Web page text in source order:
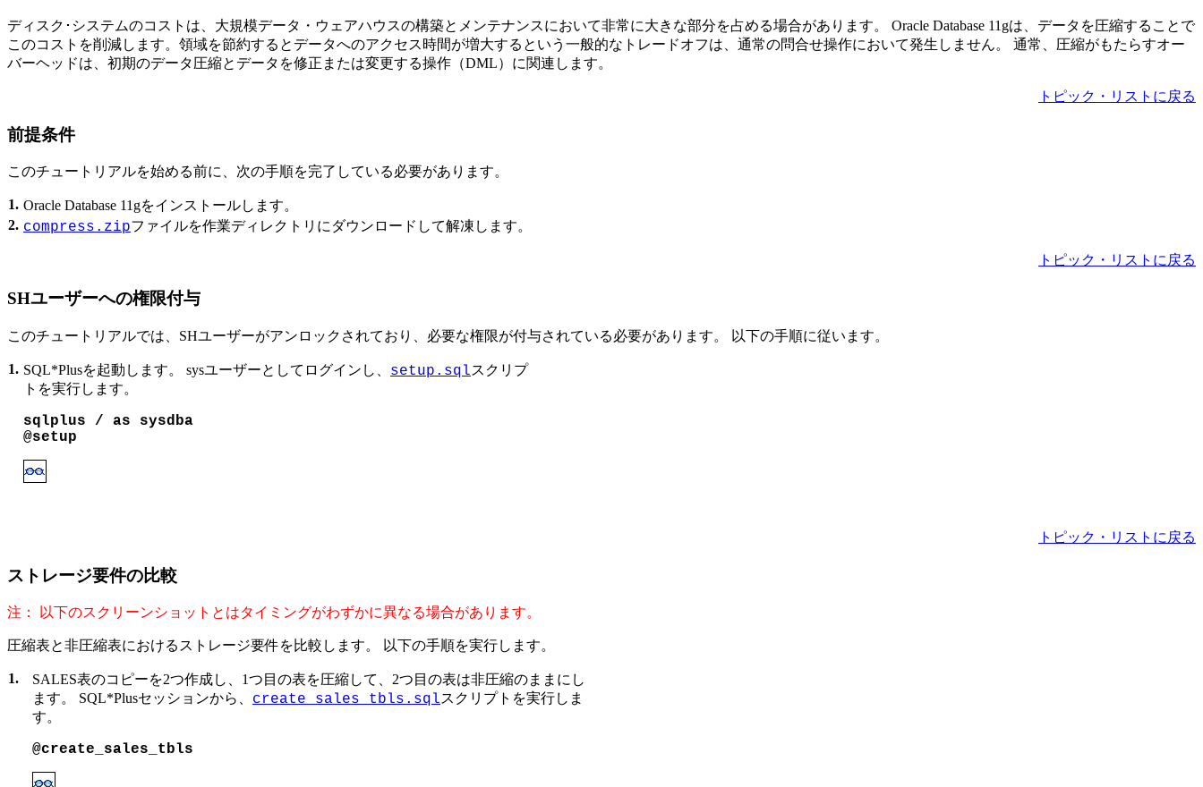
ディスク･システムのコストは、大規模データ・ウェアハウスの構築とメンテナンスにおいて非常に大きな部分を占める場合があります。 Oracle Database 11gは、データを圧縮することで
このコストを削減します。領域を節約するとデータへのアクセス時間が増大するという一般的なトレードオフは、通常の問合せ操作において発生しません。 通常、圧縮がもたらすオー
バーヘッドは、初期のデータ圧縮とデータを修正または変更する操作（DML）に関連します。
トピック・リストに戻る
前提条件
このチュートリアルを始める前に、次の手順を完了している必要があります。
1. Oracle Database 11gをインストールします。
2. compress.zipファイルを作業ディレクトリにダウンロードして解凍します。
トピック・リストに戻る
SHユーザーへの権限付与
このチュートリアルでは、SHユーザーがアンロックされており、必要な権限が付与されている必要があります。 以下の手順に従います。
1. SQL*Plusを起動します。 sysユーザーとしてログインし、 setup.sqlスクリプ
トを実行します。
sqlplus / as sysdba
@setup
トピック・リストに戻る
ストレージ要件の比較
注： 以下のスクリーンショットとはタイミングがわずかに異なる場合があります。
圧縮表と非圧縮表におけるストレージ要件を比較します。 以下の手順を実行します。
1.
SALES表のコピーを2つ作成し、1つ目の表を圧縮して、2つ目の表は非圧縮のままにし
ます。 SQL*Plusセッションから、 create_sales_tbls.sqlスクリプトを実行しま
す。
@create_sales_tbls